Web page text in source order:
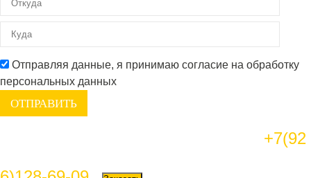
Отправляя данные, я принимаю согласие на обработку
персональных данных
+7(92